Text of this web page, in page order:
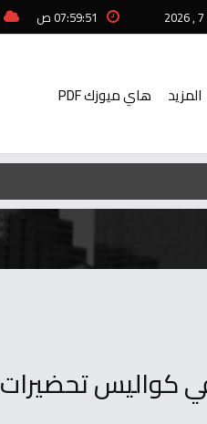
07:59:51 ص
المزيد هاي ميوزك PDF